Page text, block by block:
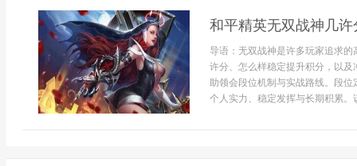
和平精英无双战神几许
导语：无双战神是许多玩家追求
许分、怎么样稳定提升积分，以
助领会段位机制与实战路线。段
个人实力、稳定发挥与长期积累